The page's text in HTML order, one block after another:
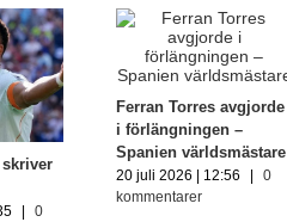
skriver
0
Ferran Torres avgjorde
i förlängningen –
Spanien världsmästare
20 juli 2026 | 12:56
0
kommentarer